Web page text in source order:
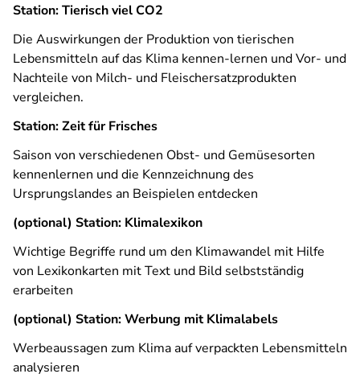
Station: Tierisch viel CO2
Die Auswirkungen der Produktion von tierischen
Lebensmitteln auf das Klima kennen-lernen und Vor- und
Nachteile von Milch- und Fleischersatzprodukten
vergleichen.
Station: Zeit für Frisches
Saison von verschiedenen Obst- und Gemüsesorten
kennenlernen und die Kennzeichnung des
Ursprungslandes an Beispielen entdecken
(optional) Station: Klimalexikon
Wichtige Begriffe rund um den Klimawandel mit Hilfe
von Lexikonkarten mit Text und Bild selbstständig
erarbeiten
(optional) Station: Werbung mit Klimalabels
Werbeaussagen zum Klima auf verpackten Lebensmitteln
analysieren